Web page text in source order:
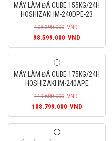
MÁY LÀM ĐÁ CUBE 155KG/24H
HOSHIZAKI IM-240DPE-23
108.390.000 VND
Giá
gốc
108.390.000VND.
98.599.000 VND
hiện
MÁY LÀM ĐÁ CUBE 175KG/24H
HOSHIZAKI IM-240APE
119.600.000 VND
Giá
gốc
119.600.000VND.
108.799.000 VND
hiện